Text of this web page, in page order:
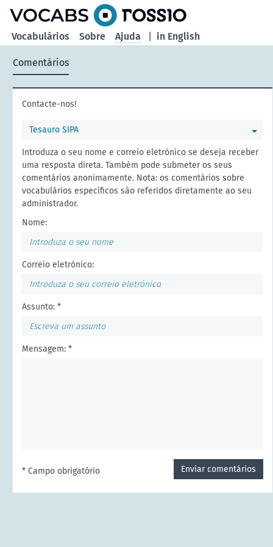
in English
Vocabulários Sobre Ajuda
Comentários
Contacte-nos!
Tesauro SIPA
Introduza o seu nome e correio eletrónico se deseja receber
uma resposta direta. Também pode submeter os seus
comentários anonimamente. Nota: os comentários sobre
vocabulários específicos são referidos diretamente ao seu
administrador.
Nome:
Correio eletrónico:
Assunto: *
Mensagem: *
Enviar comentários
* Campo obrigatório